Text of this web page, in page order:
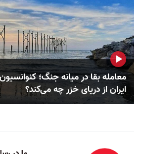
معامله بقا در میانه جنگ؛
ایران از دریای خزر چه می‌کند؟